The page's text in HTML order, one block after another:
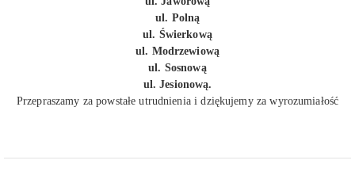
ul. Polną
ul. Świerkową
ul. Modrzewiową
ul. Sosnową
ul. Jesionową.
Przepraszamy za powstałe utrudnienia i dziękujemy za wyrozumiałość